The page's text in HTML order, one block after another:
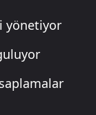
yönetiyor